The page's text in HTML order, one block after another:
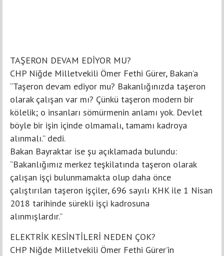
TAŞERON DEVAM EDİYOR MU?
CHP Niğde Milletvekili Ömer Fethi Gürer, Bakan’a
“Taşeron devam ediyor mu? Bakanlığınızda taşeron
olarak çalışan var mı? Çünkü taşeron modern bir
kölelik; o insanları sömürmenin anlamı yok. Devlet
böyle bir işin içinde olmamalı, tamamı kadroya
alınmalı.” dedi.
Bakan Bayraktar ise şu açıklamada bulundu:
“Bakanlığımız merkez teşkilatında taşeron olarak
çalışan işçi bulunmamakta olup daha önce
çalıştırılan taşeron işçiler, 696 sayılı KHK ile 1 Nisan
2018 tarihinde sürekli işçi kadrosuna
alınmışlardır.”
ELEKTRİK KESİNTİLERİ NEDEN ÇOK?
CHP Niğde Milletvekili Ömer Fethi Gürer’in